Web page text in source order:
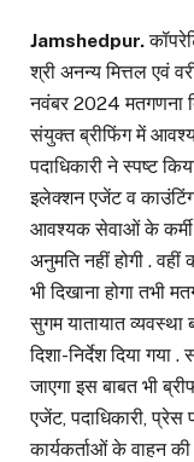
Jamshedpur.
श्री अनन्य मित्तल एवं
नवंबर 2024 मतगणना
संयुक्त ब्रीफिंग में आवश्यक
पदाधिकारी ने स्पष्ट
इलेक्शन एजेंट व काउंटिंग
आवश्यक सेवाओं के कर्मी
अनुमति नहीं होगी . वहीं
भी दिखाना होगा तभी
सुगम यातायात
दिशा-निर्देश दिया
जाएगा इस बाबत भी
एजेंट, पदाधिकारी, प्रेस
कार्यकर्ताओं के वाहन